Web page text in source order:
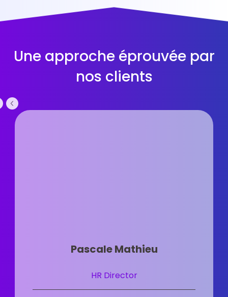
Une approche éprouvée par
nos clients
Pascale Mathieu
HR Director